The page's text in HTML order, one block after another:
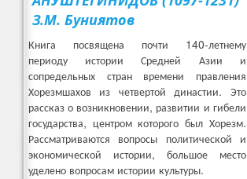
З.М. Буниятов
Книга посвящена почти 140-летнему
периоду истории Средней Азии и
сопредельных стран времени правления
Хорезмшахов из четвертой династии. Это
рассказ о возникновении, развитии и гибели
государства, центром которого был Хорезм.
Рассматриваются вопросы политической и
экономической истории, большое место
уделено вопросам истории культуры.